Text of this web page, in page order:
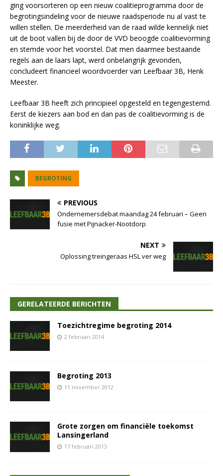
ging voorsorteren op een nieuw coalitieprogramma door de
begrotingsindeling voor de nieuwe raadsperiode nu al vast te
willen stellen. De meerderheid van de raad wilde kennelijk niet
uit de boot vallen bij de door de VVD beoogde coalitievorming
en stemde voor het voorstel. Dat men daarmee bestaande
regels aan de laars lapt, werd onbelangrijk gevonden,
concludeert financieel woordvoerder van Leefbaar 3B, Henk
Meester.
Leefbaar 3B heeft zich principieel opgesteld en tegengestemd.
Eerst de kiezers aan bod en dan pas de coalitievorming is de
koninklijke weg.
BEGROTING
PREVIOUS
Ondernemersdebat maandag 24 februari – Geen
fusie met Pijnacker-Nootdorp
NEXT
Oplossing treingeraas HSL ver weg
GERELATEERDE BERICHTEN
Toezichtregime begroting 2014
2 februari 2014
Begroting 2013
11 november 2012
Grote zorgen om financiële toekomst
Lansingerland
17 februari 2013